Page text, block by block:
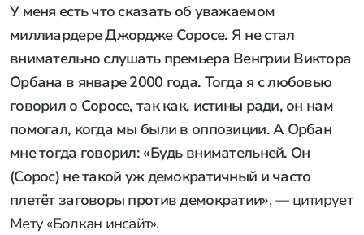
У меня есть что сказать об уважаемом
миллиардере Джордже Соросе. Я не стал
внимательно слушать премьера Венгрии Виктора
Орбана в январе 2000 года. Тогда я с любовью
говорил о Соросе, так как, истины ради, он нам
помогал, когда мы были в оппозиции. А Орбан
мне тогда говорил: «Будь внимательней. Он
(Сорос) не такой уж демократичный и часто
плетёт заговоры против демократии», — цитирует
Мету «Болкан инсайт».